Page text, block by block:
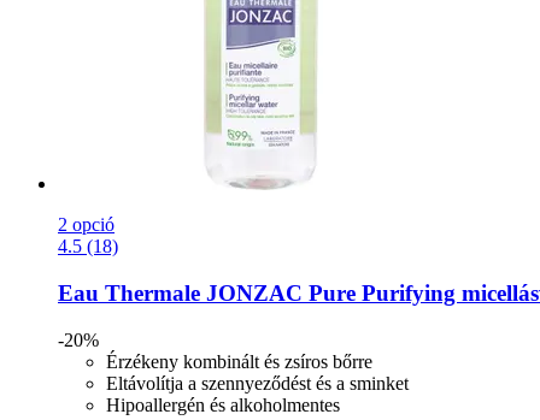
2 opció
4.5 (18)
Eau Thermale JONZAC Pure Purifying
-20%
Érzékeny kombinált és zsíros bőrre
Eltávolítja a szennyeződést és a sminket
Hipoallergén és alkoholmentes